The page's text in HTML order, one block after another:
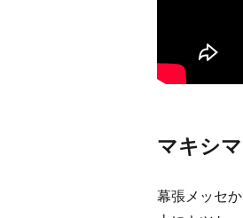
マキシ
幕張メッセ